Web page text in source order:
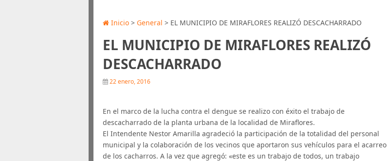
Inicio > General > EL MUNICIPIO DE MIRAFLORES REALIZÓ DESCACHARRADO
EL MUNICIPIO DE MIRAFLORES REALIZÓ
DESCACHARRADO
22 enero, 2016
En el marco de la lucha contra el dengue se realizo con éxito el trabajo de
descacharrado de la planta urbana de la localidad de Miraflores.
El Intendente Nestor Amarilla agradeció la participación de la totalidad del personal
municipal y la colaboración de los vecinos que aportaron sus vehículos para el acarreo
de los cacharros. A la vez que agregó: «este es un trabajo de todos, un trabajo